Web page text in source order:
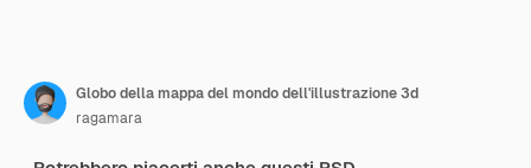
Globo della mappa del mondo dell'illustrazione 3d
ragamara